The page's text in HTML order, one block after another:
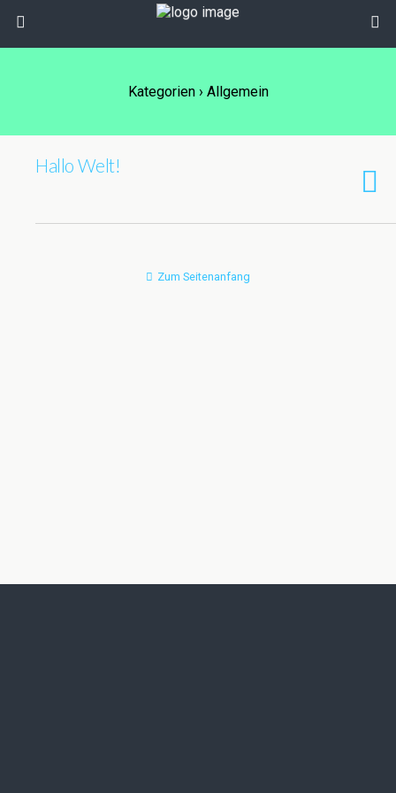
Kategorien › Allgemein
Hallo Welt!
Zum Seitenanfang